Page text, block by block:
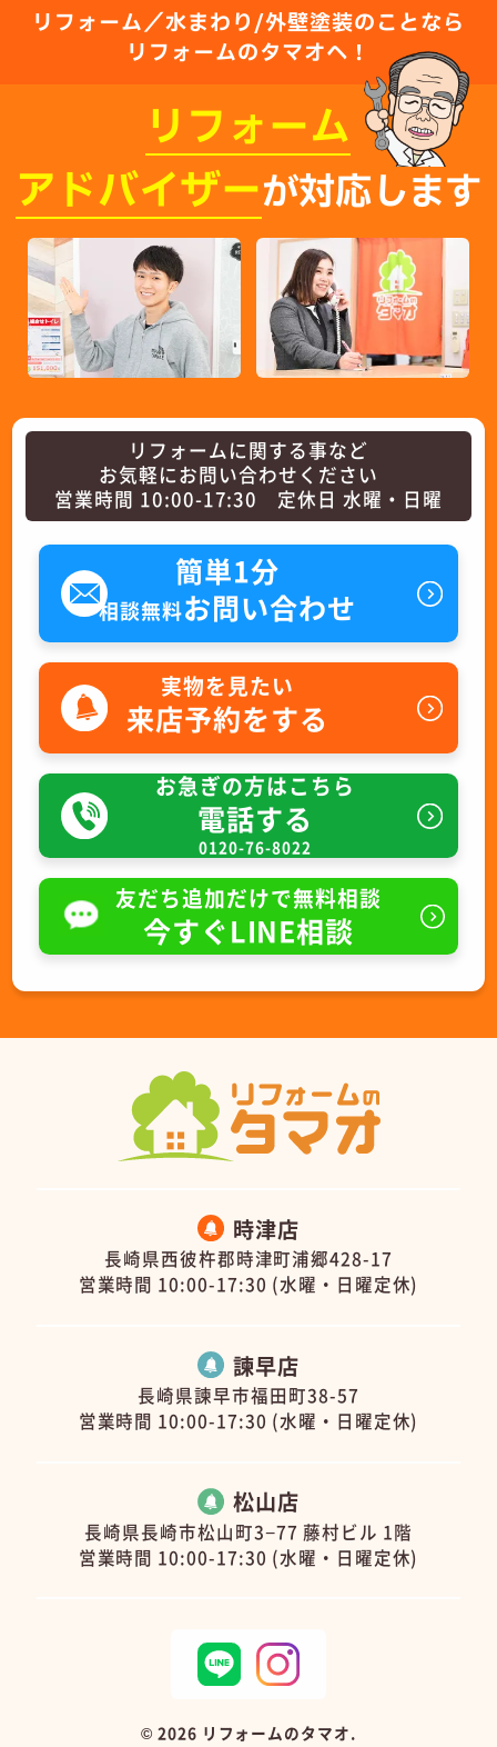
リフォーム／水まわり/外壁塗装のことなら
リフォームのタマオへ！
リフォーム
アドバイザーが対応します
リフォームに関する事など
お気軽にお問い合わせください
営業時間 10:00-17:30 定休日 水曜・日曜
簡単1分
相談無料お問い合わせ
実物を見たい
来店予約をする
お急ぎの方はこちら
電話する
0120-76-8022
友だち追加だけで無料相談
今すぐLINE相談
時津店
長崎県西彼杵郡時津町浦郷428-17
営業時間 10:00-17:30 (水曜・日曜定休)
諫早店
長崎県諫早市福田町38-57
営業時間 10:00-17:30 (水曜・日曜定休)
松山店
長崎県長崎市松山町3−77 藤村ビル 1階
営業時間 10:00-17:30 (水曜・日曜定休)
© 2026 リフォームのタマオ.